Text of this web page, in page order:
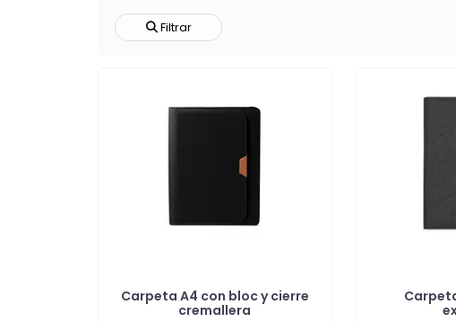
Filtrar
Carpeta A4 con bloc y cierre
cremallera